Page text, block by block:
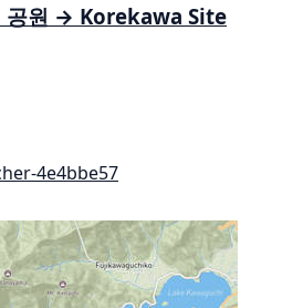
공원 → Korekawa Site
4e4bbe57